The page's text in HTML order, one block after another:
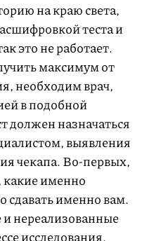
на краю света,
теста и
это не работает.
максимум от
необходим врач,
в подобной
должен назначаться
выявления
чекапа. Во-первых,
какие именно
сдавать именно вам.
нереализованные
исследования,